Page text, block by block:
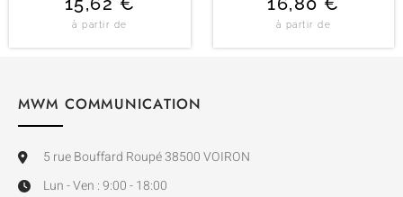
à partir de à partir de
MWM COMMUNICATION
5 rue Bouffard Roupé 38500 VOIRON
Lun - Ven : 9:00 - 18:00